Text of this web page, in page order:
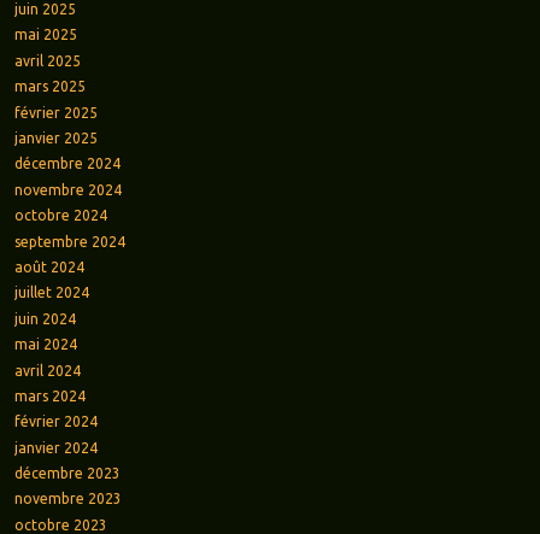
juin 2025
mai 2025
avril 2025
mars 2025
février 2025
janvier 2025
décembre 2024
novembre 2024
octobre 2024
septembre 2024
août 2024
juillet 2024
juin 2024
mai 2024
avril 2024
mars 2024
février 2024
janvier 2024
décembre 2023
novembre 2023
octobre 2023